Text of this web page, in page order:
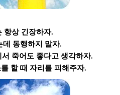
항상 긴장하자.
동행하지 말자.
죽어도 좋다고 생각하자.
할 때 자리를 피해주자.